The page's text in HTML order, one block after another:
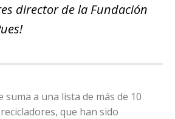
director de la Fundación
suma a una lista de más de 10
que han sido